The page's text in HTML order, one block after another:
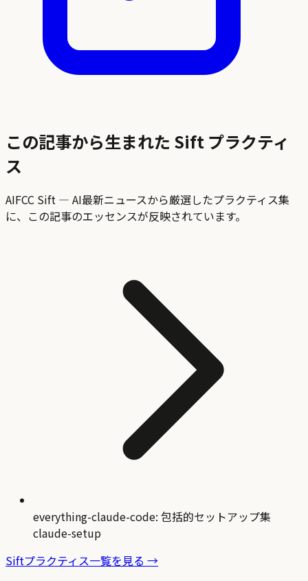
この記事から生まれた Sift プラクティ
ス
AIFCC Sift — AI最新ニュースから厳選したプラクティス集
に、この記事のエッセンスが反映されています。
everything-claude-code: 包括的セットアップ集
claude-setup
Siftプラクティス一覧を見る →